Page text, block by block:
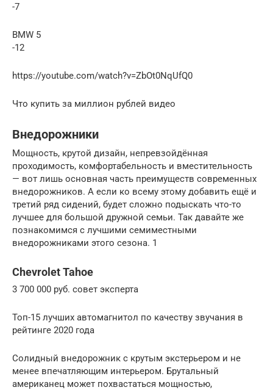
-7
BMW 5
-12
https://youtube.com/watch?v=ZbOt0NqUfQ0
Что купить за миллион рублей видео
Внедорожники
Мощность, крутой дизайн, непревзойдённая
проходимость, комфортабельность и вместительность
— вот лишь основная часть преимуществ современных
внедорожников. А если ко всему этому добавить ещё и
третий ряд сидений, будет сложно подыскать что-то
лучшее для большой дружной семьи. Так давайте же
познакомимся с лучшими семиместными
внедорожниками этого сезона. 1
Chevrolet Tahoe
3 700 000 руб. совет эксперта
️Топ-15 лучших автомагнитол по качеству звучания в
рейтинге 2020 года
Солидный внедорожник с крутым экстерьером и не
менее впечатляющим интерьером. Брутальный
американец может похвастаться мощностью,